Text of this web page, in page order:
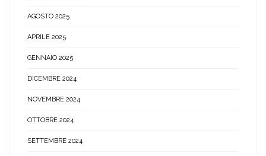
AGOSTO 2025
APRILE 2025
GENNAIO 2025
DICEMBRE 2024
NOVEMBRE 2024
OTTOBRE 2024
SETTEMBRE 2024